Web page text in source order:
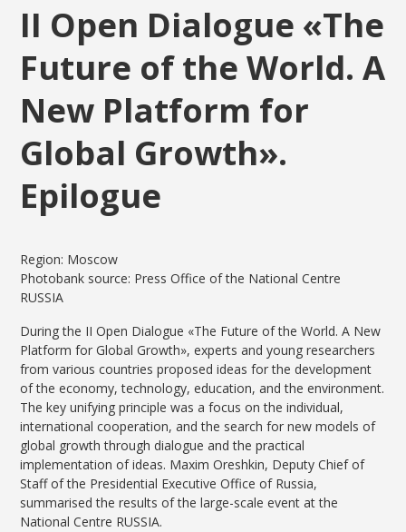
II Open Dialogue «The
Future of the World. A
New Platform for
Global Growth».
Epilogue
Region: Moscow
Photobank source: Press Office of the National Centre
RUSSIA
During the II Open Dialogue «The Future of the World. A New
Platform for Global Growth», experts and young researchers
from various countries proposed ideas for the development
of the economy, technology, education, and the environment.
The key unifying principle was a focus on the individual,
international cooperation, and the search for new models of
global growth through dialogue and the practical
implementation of ideas. Maxim Oreshkin, Deputy Chief of
Staff of the Presidential Executive Office of Russia,
summarised the results of the large-scale event at the
National Centre RUSSIA.